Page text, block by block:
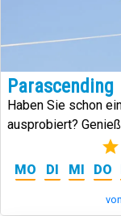
Parascending
Haben Sie schon
ausprobiert?
Meter über der
MO DI MI DO